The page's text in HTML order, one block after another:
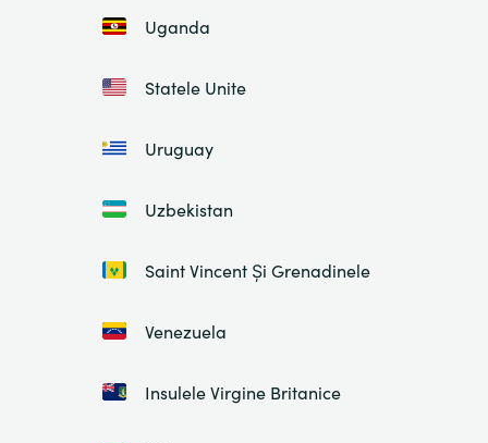
Uganda
Statele Unite
Uruguay
Uzbekistan
Saint Vincent Și Grenadinele
Venezuela
Insulele Virgine Britanice